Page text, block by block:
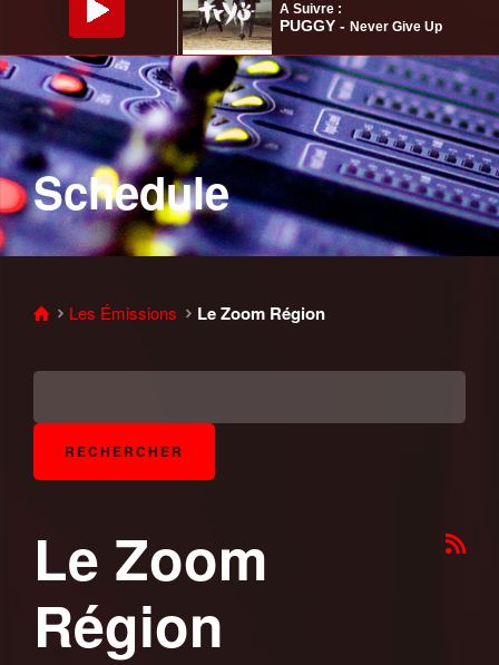
Schedule
Les Émissions Le Zoom Région
Le Zoom
Région